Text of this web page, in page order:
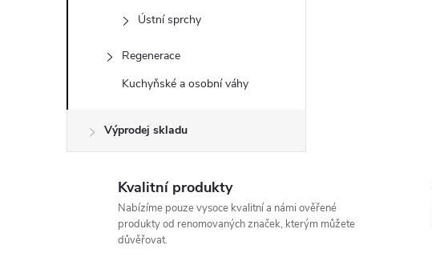
Ústní sprchy
Regenerace
Kuchyňské a osobní váhy
Výprodej skladu
Kvalitní produkty
Nabízíme pouze vysoce kvalitní a námi ověřené
produkty od renomovaných značek, kterým můžete
důvěřovat.